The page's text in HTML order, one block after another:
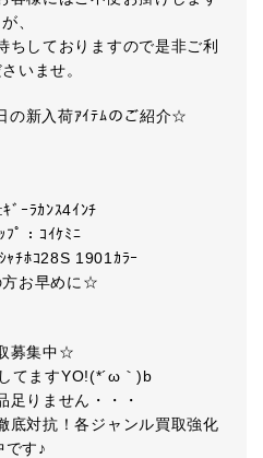
が、
ちしておりますので是非ご利
いませ。
の新入荷ｱｲﾃﾑのご紹介☆
ﾞｰﾗｶﾝｽ4ｲﾝﾁ
ﾌﾟ：ｺｲｹﾐﾆ
ｬﾁﾎｺ28S 1901ｶﾗｰ
方お早めに☆
募集中☆
てますYO!(*´ω｀)b
足りません・・・
底対抗！各ジャンル買取強化
です♪